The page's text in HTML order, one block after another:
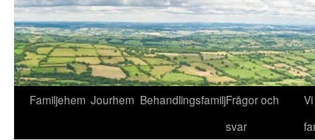
Familjehem Jourhem BehandlingsfamiljFrågor och
svar